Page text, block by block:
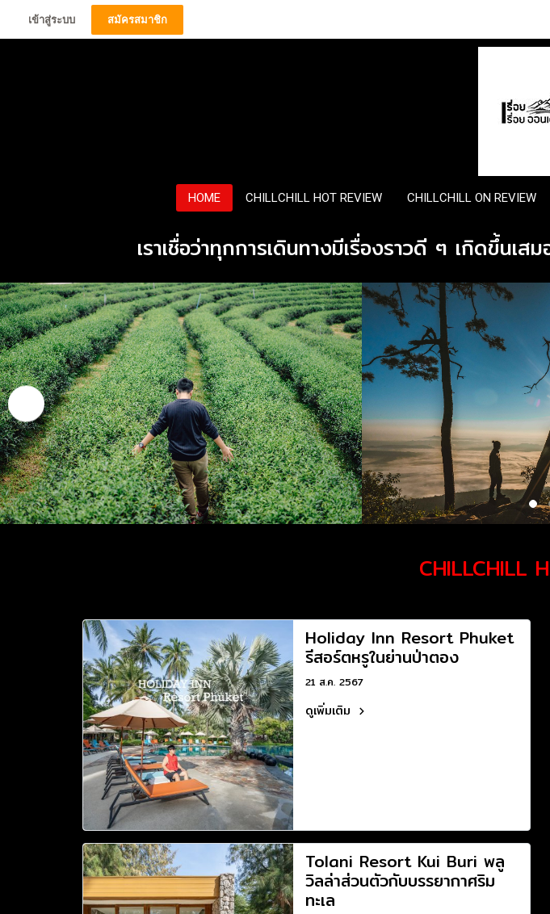
เข้าสู่ระบบ สมัครสมาชิก
HOME CHILLCHILL HOT REVIEW CHILLCHILL ON REVIEW
เราเชื่อว่าทุกการเดินทางมีเรื่องราวดี ๆ เกิดขึ้น
CHILLCHILL
Holiday Inn Resort Phuket
รีสอร์ตหรูในย่านป่าตอง
21 ส.ค. 2567
ดูเพิ่มเติม
Tolani Resort Kui Buri พลู
วิลล่าส่วนตัวกับบรรยากาศริม
ทะเล